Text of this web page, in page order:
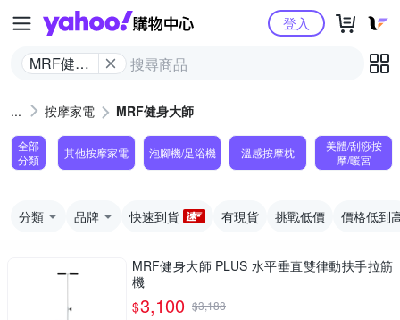
Yahoo購物中心
MRF健身
登入
按摩家電 MRF健身大師
全部
分類
其他按摩家電 泡腳機/足浴機 溫感按摩枕
美體/刮痧按
摩/暖宮
分類 品牌 快速到貨 有現貨 挑戰低價 價格低到
MRF健身大師 PLUS ⽔平垂直雙律動扶⼿拉筋
機
$3,100 $3,188